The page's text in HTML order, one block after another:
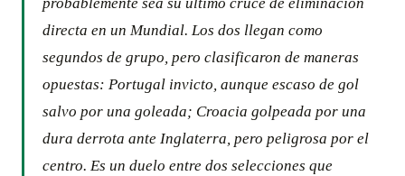
directa en un Mundial. Los dos llegan como
segundos de grupo, pero clasificaron de maneras
opuestas: Portugal invicto, aunque escaso de gol
salvo por una goleada; Croacia golpeada por una
dura derrota ante Inglaterra, pero peligrosa por el
centro. Es un duelo entre dos selecciones que